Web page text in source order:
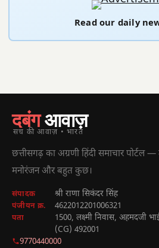
Read our daily
दबंगआवाज़
सच की आवाज़ • भारत
छत्तीसगढ़ का अग्रणी हिंदी समाचार पोर्टल
मनोरंजन और बहुत कुछ।
संपादक श्री राणा सिकंदर सिंह
पंजीयन क्र. 4622012201006321
पता
1500, लक्ष्मी निवास, अहमदजी
(CG) 492001
9770440000